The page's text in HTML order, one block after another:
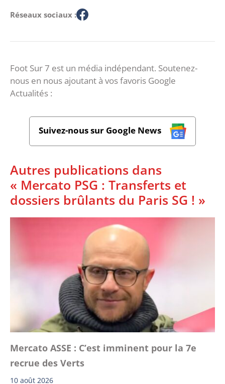
Réseaux sociaux :
Foot Sur 7 est un média indépendant. Soutenez-
nous en nous ajoutant à vos favoris Google
Actualités :
Suivez-nous sur Google News
Autres publications dans
« Mercato PSG : Transferts et
dossiers brûlants du Paris SG ! »
Mercato ASSE : C’est imminent pour la 7e
recrue des Verts
10 août 2026